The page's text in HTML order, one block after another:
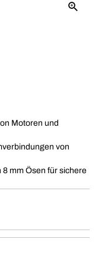
Motoren und
von
mm Ösen für sichere